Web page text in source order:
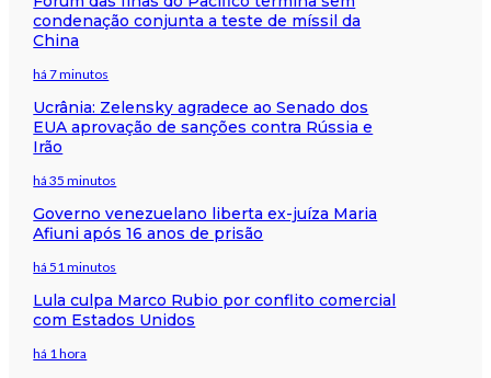
condenação conjunta a teste de míssil da
China
há 7 minutos
Ucrânia: Zelensky agradece ao Senado dos
EUA aprovação de sanções contra Rússia e
Irão
há 35 minutos
Governo venezuelano liberta ex-juíza Maria
Afiuni após 16 anos de prisão
há 51 minutos
Lula culpa Marco Rubio por conflito comercial
com Estados Unidos
há 1 hora